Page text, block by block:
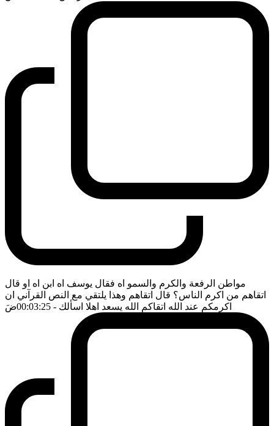
مواطن الرفعة والكرم والسمو اه فقال يوسف اه ابن اه او قال
اتقاهم من اكرم الناس؟ قال اتقاهم وهذا يلتقي مع النص القرآني ان
اكرمكم عند الله اتقاكم الله يسعد اهلا اسألك - 00:03:25 ضَ